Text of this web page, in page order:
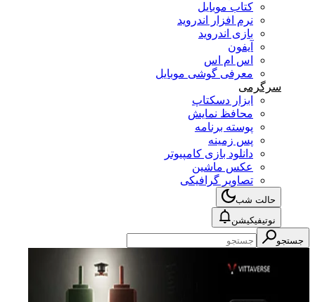
کتاب موبایل
نرم افزار اندروید
بازی اندروید
آیفون
اس ام اس
معرفی گوشی موبایل
سرگرمی
ابزار دسکتاپ
محافظ نمایش
پوسته برنامه
پس زمینه
دانلود بازی کامپیوتر
عکس ماشین
تصاویر گرافیکی
حالت شب
نوتیفیکیشن
جستجو